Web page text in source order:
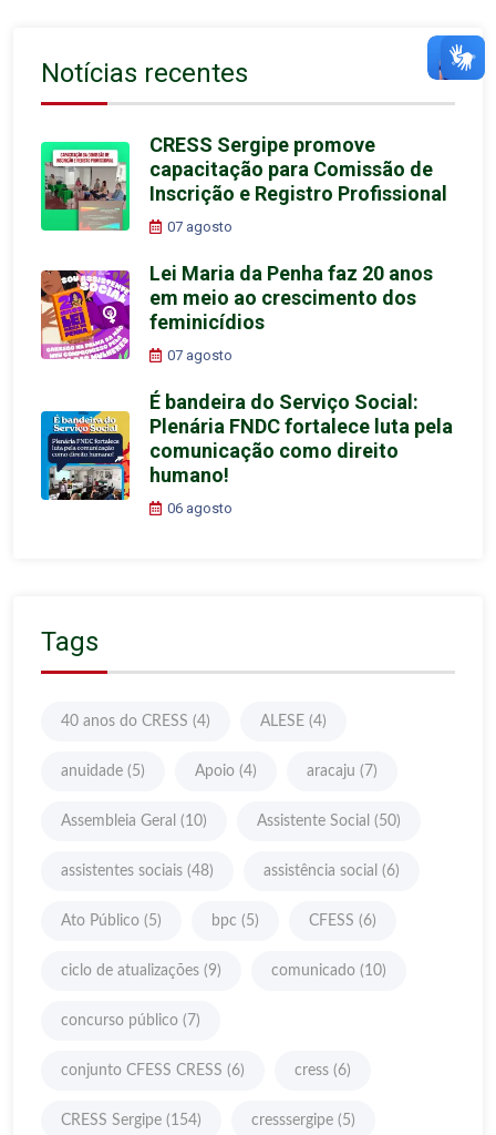
Notícias recentes
CRESS Sergipe promove
capacitação para Comissão de
Inscrição e Registro Profissional
07 agosto
Lei Maria da Penha faz 20 anos
em meio ao crescimento dos
feminicídios
07 agosto
É bandeira do Serviço Social:
Plenária FNDC fortalece luta pela
comunicação como direito
humano!
06 agosto
Tags
40 anos do CRESS (4) ALESE (4)
anuidade (5) Apoio (4) aracaju (7)
Assembleia Geral (10) Assistente Social (50)
assistentes sociais (48) assistência social (6)
Ato Público (5) bpc (5) CFESS (6)
ciclo de atualizações (9) comunicado (10)
concurso público (7)
conjunto CFESS CRESS (6) cress (6)
CRESS Sergipe (154) cresssergipe (5)